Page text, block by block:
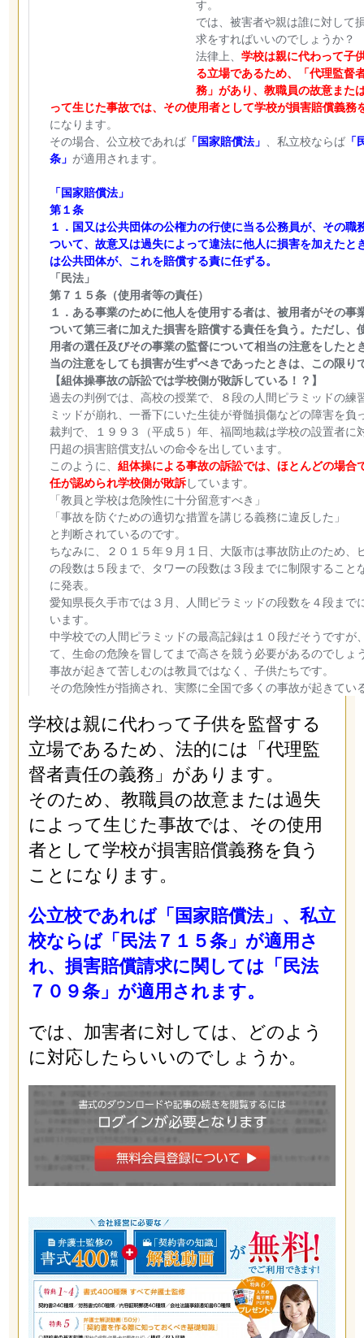
学校は親に代わって子供を監督する
立場であるため、法的には「代理監
督者責任の義務」があります。
そのため、教職員の故意または過失
によって生じた事故では、その使用
者として学校が損害賠償義務を負う
ことになります。
公立校であれば「国家賠償法」、私立
校ならば「民法７１５条」が適用さ
れ、損害賠償請求に関しては「民法
７０９条」が適用されます。
では、加害者に対しては、どのよう
に対応したらいいのでしょうか。